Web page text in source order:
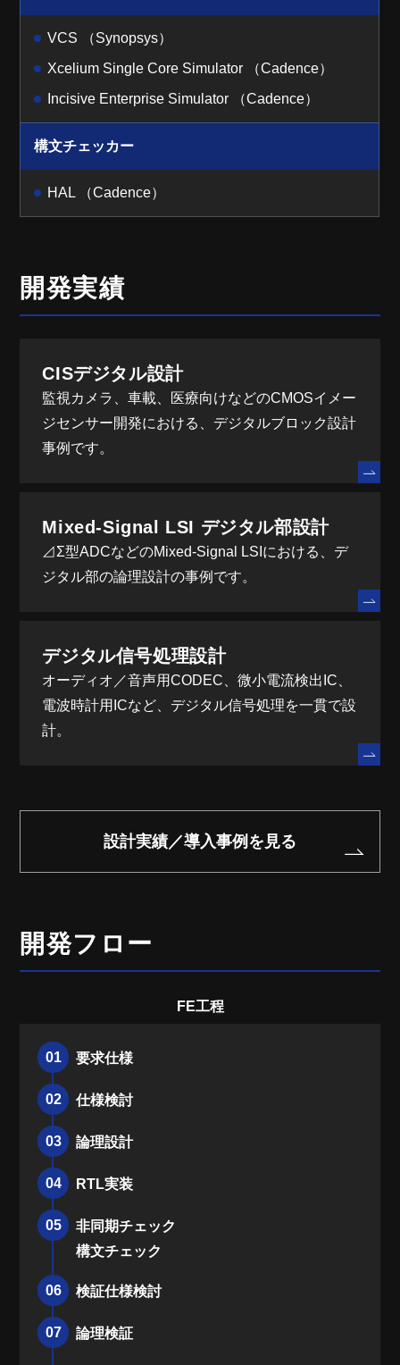
VCS （Synopsys）
Xcelium Single Core Simulator （Cadence）
Incisive Enterprise Simulator （Cadence）
構文チェッカー
HAL （Cadence）
開発実績
CISデジタル設計
監視カメラ、車載、医療向けなどのCMOSイメー
ジセンサー開発における、デジタルブロック設計
事例です。
Mixed-Signal LSI デジタル部設計
⊿Σ型ADCなどのMixed-Signal LSIにおける、デ
ジタル部の論理設計の事例です。
デジタル信号処理設計
オーディオ／音声用CODEC、微小電流検出IC、
電波時計用ICなど、デジタル信号処理を一貫で設
計。
設計実績／導入事例を見る
開発フロー
FE工程
01 要求仕様
02 仕様検討
03 論理設計
04 RTL実装
05
非同期チェック
構文チェック
06 検証仕様検討
07 論理検証